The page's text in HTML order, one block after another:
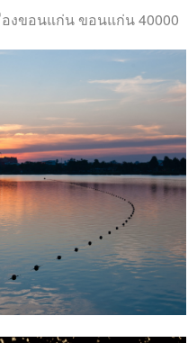
งขอนแก่น ขอนแก่น 40000